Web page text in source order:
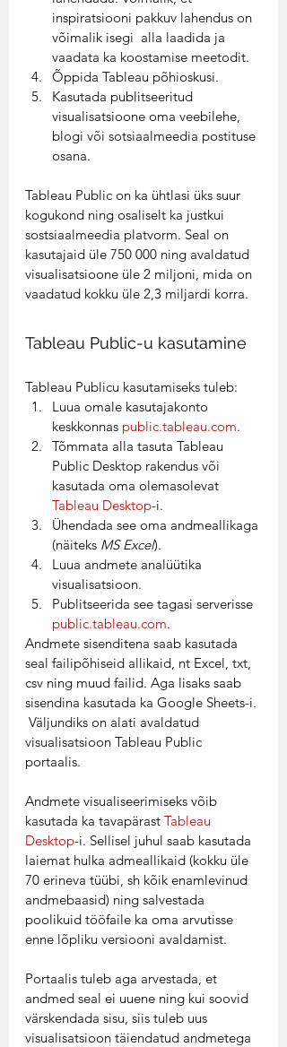
inspiratsiooni pakkuv lahendus on
võimalik isegi  alla laadida ja
vaadata ka koostamise meetodit.
Õppida Tableau põhioskusi.
Kasutada publitseeritud
visualisatsioone oma veebilehe,
blogi või sotsiaalmeedia postituse
osana.
Tableau Public on ka ühtlasi üks suur
kogukond ning osaliselt ka justkui
sostsiaalmeedia platvorm. Seal on
kasutajaid üle 750 000 ning avaldatud
visualisatsioone üle 2 miljoni, mida on
vaadatud kokku üle 2,3 miljardi korra.
Tableau Public-u kasutamine
Tableau Publicu kasutamiseks tuleb:
Luua omale kasutajakonto
keskkonnas public.tableau.com.
Tõmmata alla tasuta Tableau
Public Desktop rakendus või
kasutada oma olemasolevat
Tableau Desktop-i.
Ühendada see oma andmeallikaga
(näiteks MS Excel).
Luua andmete analüütika
visualisatsioon.
Publitseerida see tagasi serverisse
public.tableau.com.
Andmete sisenditena saab kasutada
seal failipõhiseid allikaid, nt Excel, txt,
csv ning muud failid. Aga lisaks saab
sisendina kasutada ka Google Sheets-i.
Väljundiks on alati avaldatud
visualisatsioon Tableau Public
portaalis.
Andmete visualiseerimiseks võib
kasutada ka tavapärast Tableau
Desktop-i. Sellisel juhul saab kasutada
laiemat hulka admeallikaid (kokku üle
70 erineva tüübi, sh kõik enamlevinud
andmebaasid) ning salvestada
poolikuid tööfaile ka oma arvutisse
enne lõpliku versiooni avaldamist.
Portaalis tuleb aga arvestada, et
andmed seal ei uuene ning kui soovid
värskendada sisu, siis tuleb uus
visualisatsioon täiendatud andmetega